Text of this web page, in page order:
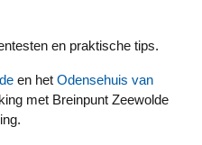
en praktische tips.
en het Odensehuis van
met Breinpunt Zeewolde